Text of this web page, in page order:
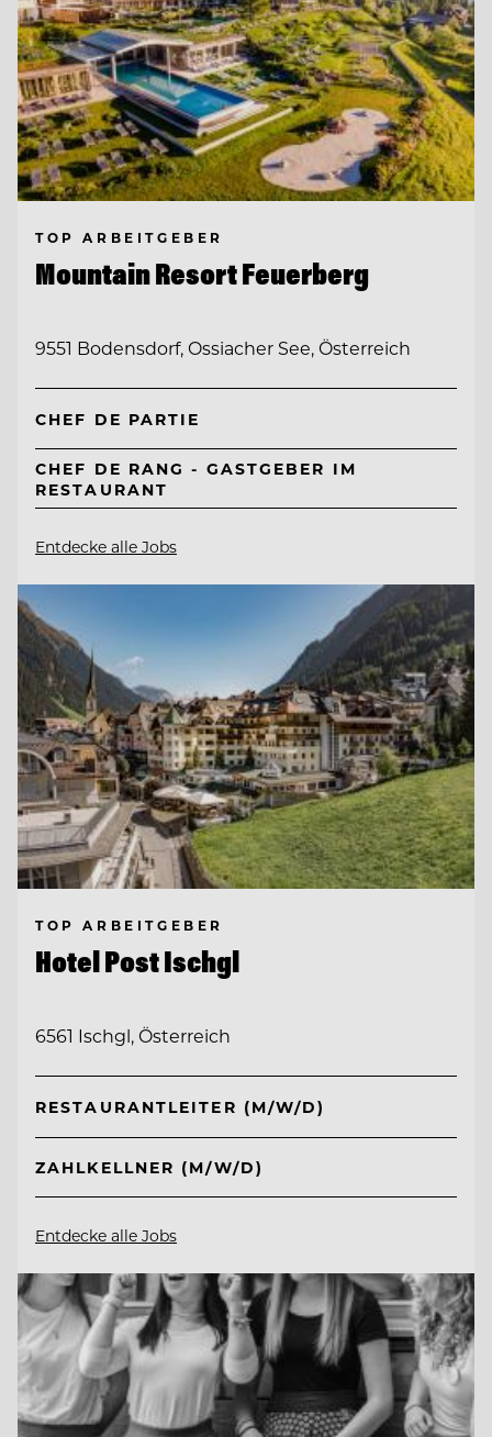
TOP ARBEITGEBER
Mountain Resort Feuerberg
9551 Bodensdorf, Ossiacher See, Österreich
CHEF DE PARTIE
CHEF DE RANG - GASTGEBER IM
RESTAURANT
Entdecke alle Jobs
TOP ARBEITGEBER
Hotel Post Ischgl
6561 Ischgl, Österreich
RESTAURANTLEITER (M/W/D)
ZAHLKELLNER (M/W/D)
Entdecke alle Jobs